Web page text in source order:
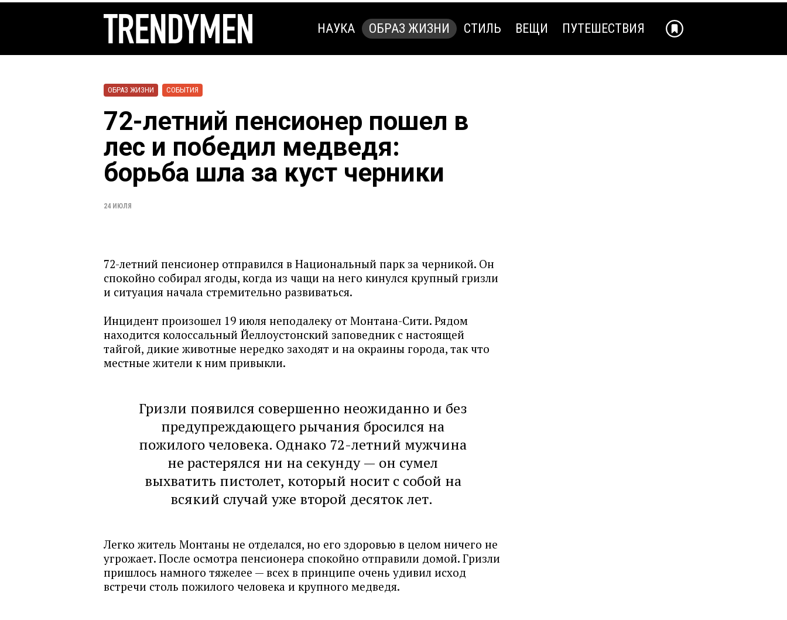
НАУКА ОБРАЗ ЖИЗНИ СТИЛЬ ВЕЩИ ПУТЕШЕСТВИЯ
ОБРАЗ ЖИЗНИ СОБЫТИЯ
72-летний пенсионер пошел в
лес и победил медведя:
борьба шла за куст черники
24 ИЮЛЯ
72-летний пенсионер отправился в Национальный парк за черникой. Он
спокойно собирал ягоды, когда из чащи на него кинулся крупный гризли
и ситуация начала стремительно развиваться.
Инцидент произошел 19 июля неподалеку от Монтана-Сити. Рядом
находится колоссальный Йеллоустонский заповедник с настоящей
тайгой, дикие животные нередко заходят и на окраины города, так что
местные жители к ним привыкли.
Гризли появился совершенно неожиданно и без
предупреждающего рычания бросился на
пожилого человека. Однако 72-летний мужчина
не растерялся ни на секунду — он сумел
выхватить пистолет, который носит с собой на
всякий случай уже второй десяток лет.
Легко житель Монтаны не отделался, но его здоровью в целом ничего не
угрожает. После осмотра пенсионера спокойно отправили домой. Гризли
пришлось намного тяжелее — всех в принципе очень удивил исход
встречи столь пожилого человека и крупного медведя.